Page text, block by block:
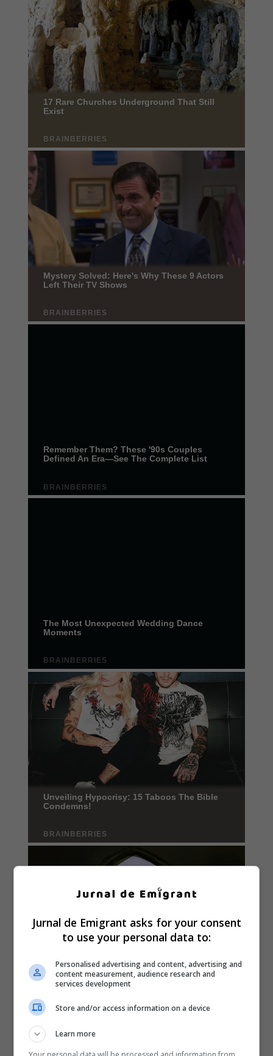
Jurnal de Emigrant asks for your consent
to use your personal data to:
Personalised advertising and content, advertising and
content measurement, audience research and
services development
Store and/or access information on a device
Learn more